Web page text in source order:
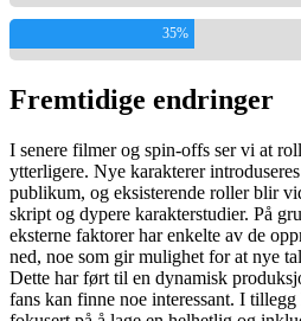
35%
Fremtidige endringer
I senere filmer og spin-offs ser vi at
ytterligere. Nye karakterer
publikum, og eksisterende roller blir
skript og dypere karakterstudier. På
eksterne faktorer har enkelte av de
ned, noe som gir mulighet for at nye
Dette har ført til en dynamisk
fans kan finne noe interessant. I